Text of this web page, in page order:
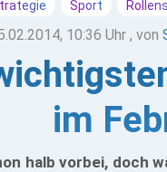
Sport
10:36 Uhr , von
im
halb vorbei, doch